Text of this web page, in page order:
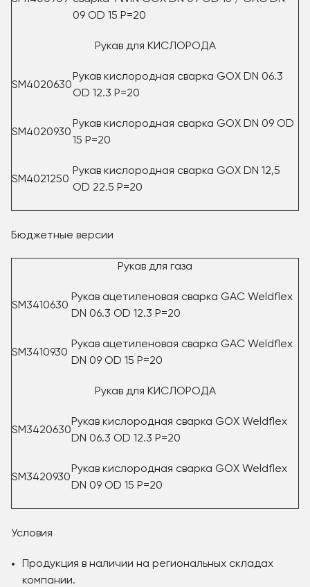
09 OD 15 Р=20
Рукав для КИСЛОРОДА
SM4020630
Рукав кислородная сварка GOX DN 06.3
OD 12.3 P=20
SM4020930
Рукав кислородная сварка GOX DN 09 OD
15 P=20
SM4021250
Рукав кислородная сварка GOX DN 12,5
OD 22.5 P=20
Бюджетные версии
Рукав для газа
SM3410630
Рукав ацетиленовая сварка GAC Weldflex
DN 06.3 OD 12.3 P=20
SM3410930
Рукав ацетиленовая сварка GAC Weldflex
DN 09 OD 15 P=20
Рукав для КИСЛОРОДА
SM3420630
Рукав кислородная сварка GOX Weldflex
DN 06.3 OD 12.3 P=20
SM3420930
Рукав кислородная сварка GOX Weldflex
DN 09 OD 15 P=20
Условия
Продукция в наличии на региональных складах
компании.